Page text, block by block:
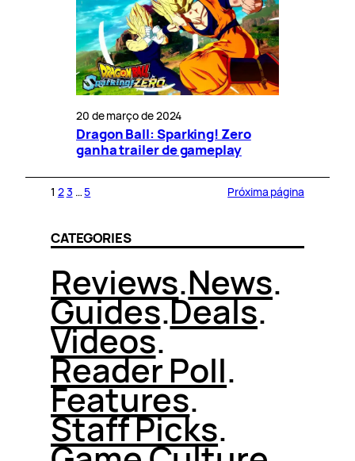
20 de março de 2024
Dragon Ball: Sparking! Zero
ganha trailer de gameplay
1 23 …5 Próxima página
CATEGORIES
Reviews.News.
Guides.Deals.
Videos.
Reader Poll.
Features.
Staff Picks.